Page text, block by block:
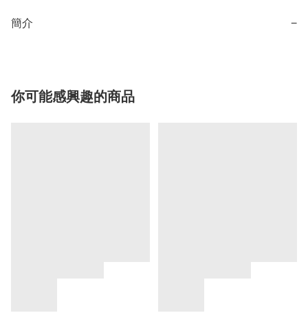
簡介 −
你可能感興趣的商品